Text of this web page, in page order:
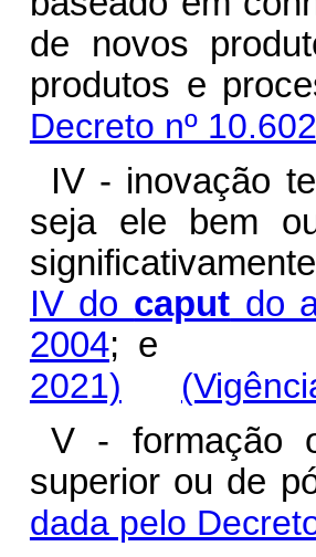
de novos
produtos e
Decreto nº
IV - inovação
seja ele bem
IV do caput do
2004; e
2021)
V - formação
superior ou de
dada pelo